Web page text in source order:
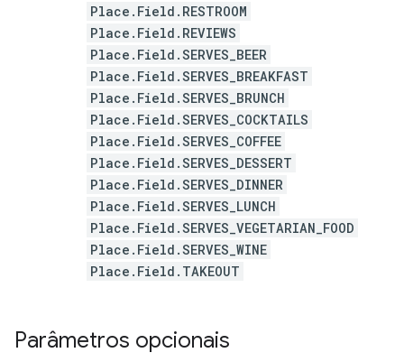
Place.Field.RESTROOM
Place.Field.REVIEWS
Place.Field.SERVES_BEER
Place.Field.SERVES_BREAKFAST
Place.Field.SERVES_BRUNCH
Place.Field.SERVES_COCKTAILS
Place.Field.SERVES_COFFEE
Place.Field.SERVES_DESSERT
Place.Field.SERVES_DINNER
Place.Field.SERVES_LUNCH
Place.Field.SERVES_VEGETARIAN_FOOD
Place.Field.SERVES_WINE
Place.Field.TAKEOUT
Parâmetros opcionais